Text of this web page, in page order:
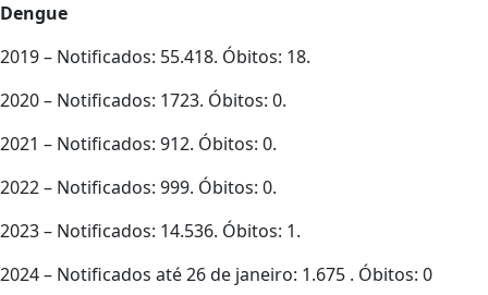
Dengue
2019 – Notificados: 55.418. Óbitos: 18.
2020 – Notificados: 1723. Óbitos: 0.
2021 – Notificados: 912. Óbitos: 0.
2022 – Notificados: 999. Óbitos: 0.
2023 – Notificados: 14.536. Óbitos: 1.
2024 – Notificados até 26 de janeiro: 1.675 . Óbitos: 0